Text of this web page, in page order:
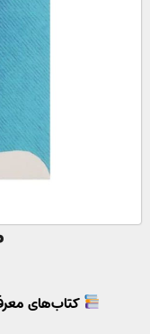
کتاب‌های